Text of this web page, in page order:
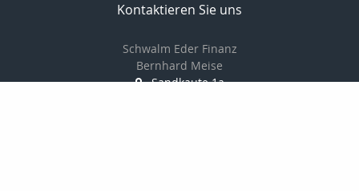
Kontaktieren Sie uns
Schwalm Eder Finanz
Bernhard Meise
Sandkaute 1a